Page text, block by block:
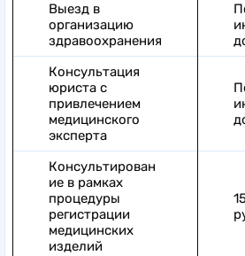
Выезд в
организацию
здравоохранения
Консультация
юриста с
привлечением
медицинского
эксперта
Консультирован
ие в рамках
процедуры
регистрации
медицинских
изделий